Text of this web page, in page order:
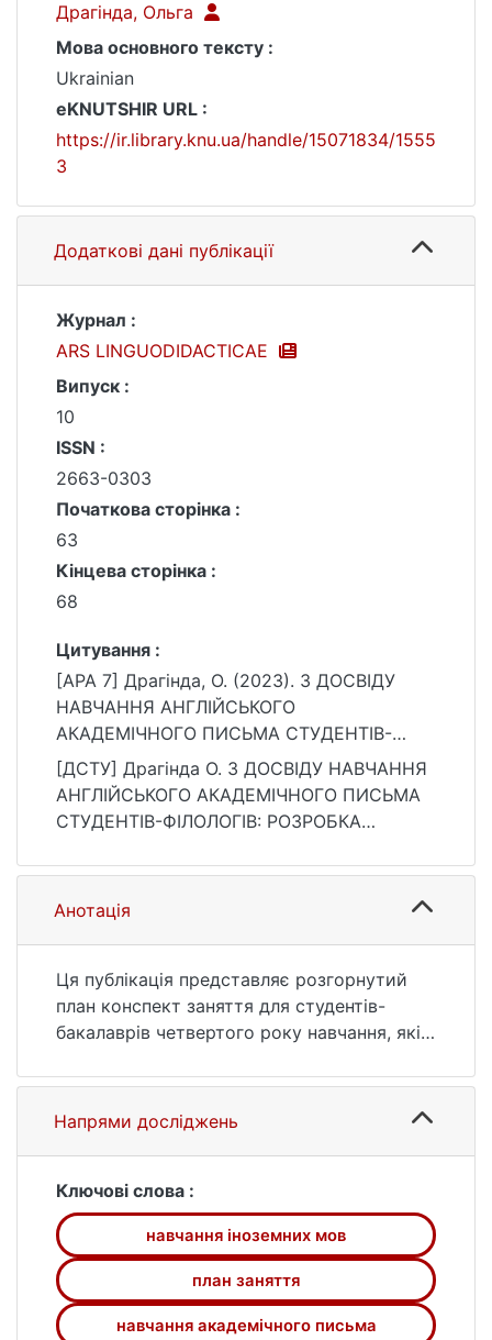
Драгінда, Ольга
Мова основного тексту :
Ukrainian
eKNUTSHIR URL :
https://ir.library.knu.ua/handle/15071834/1555
3
Додаткові дані публікації
Журнал :
ARS LINGUODIDACTICAE
Випуск :
10
ISSN :
2663-0303
Початкова сторінка :
63
Кінцева сторінка :
68
Цитування :
[APA 7] Драгінда, О. (2023). З ДОСВІДУ
НАВЧАННЯ АНГЛІЙСЬКОГО
АКАДЕМІЧНОГО ПИСЬМА СТУДЕНТІВ-
ФІЛОЛОГІВ: РОЗРОБКА НАВЧАЛЬНОГО
ЗАНЯТТЯ З ТЕМИ «ORGANISING
PARAGRPHS» ДЛЯ СТУДЕНТІВ ІV КУРСУ
ARS LINGUODIDACTICAE, (10), 63–68.
3
[ДСТУ] Драгінда О. З ДОСВІДУ НАВЧАННЯ
АНГЛІЙСЬКОГО АКАДЕМІЧНОГО ПИСЬМА
СТУДЕНТІВ-ФІЛОЛОГІВ: РОЗРОБКА
«ORGANISING PARAGRPHS» ДЛЯ
СТУДЕНТІВ ІV КУРСУ СПЕЦІАЛЬНОСТІ
«СХІДНА ФІЛОЛОГІЯ». ARS
URL:
https://ir.library.knu.ua/handle/15071834/1555
3 (дата звернення: 25.07.2026).
Анотація
Ця публікація представляє розгорнутий
план конспект заняття для студентів-
бакалаврів четвертого року навчання, які
Метою заняття є ефективне опанування
студентами навичок написання параграфа,
як структурного елемента академічних
характеру, на основі лексичного матеріалу
до теми «Сприйняття часу в різних
культурах». Сплановане заняття повністю
відповідає сучасним вимогам до
студентоорієнтованого навчання у
закладах вищої освіти.
Напрями досліджень
Ключові слова :
навчання іноземних мов
план заняття
навчання академічного письма